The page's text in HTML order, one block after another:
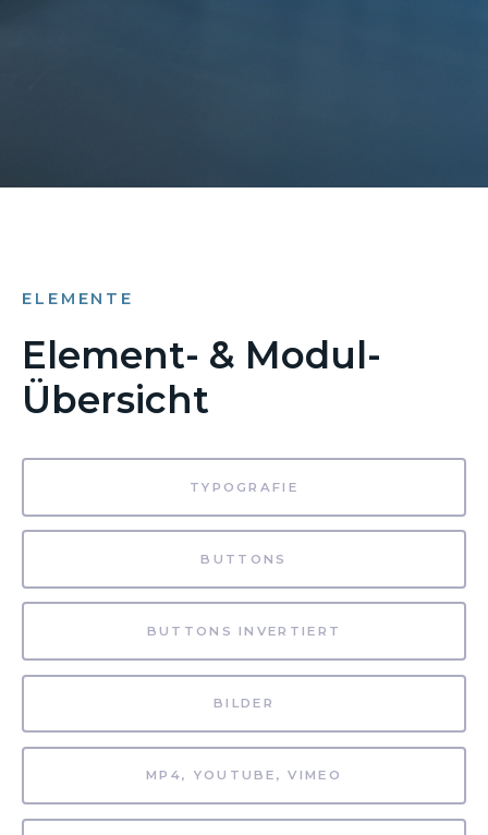
ELEMENTE
Element- & Modul-
Übersicht
TYPOGRAFIE
BUTTONS
BUTTONS INVERTIERT
BILDER
MP4, YOUTUBE, VIMEO